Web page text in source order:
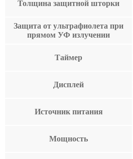
Толщина защитной шторки
Защита от ультрафиолета при
прямом УФ излучении
Таймер
Дисплей
Источник питания
Мощность